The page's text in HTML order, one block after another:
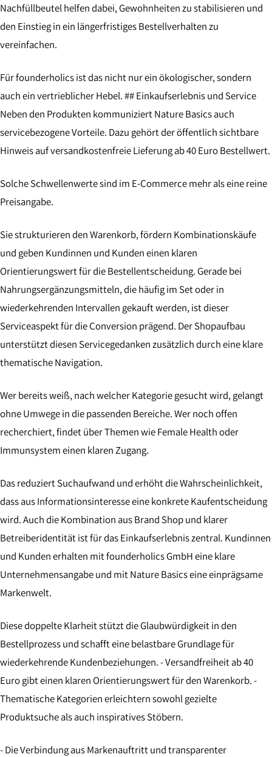
Nachfüllbeutel helfen dabei, Gewohnheiten zu stabilisieren und
den Einstieg in ein längerfristiges Bestellverhalten zu
vereinfachen.
Für founderholics ist das nicht nur ein ökologischer, sondern
auch ein vertrieblicher Hebel. ## Einkaufserlebnis und Service
Neben den Produkten kommuniziert Nature Basics auch
servicebezogene Vorteile. Dazu gehört der öffentlich sichtbare
Hinweis auf versandkostenfreie Lieferung ab 40 Euro Bestellwert.
Solche Schwellenwerte sind im E-Commerce mehr als eine reine
Preisangabe.
Sie strukturieren den Warenkorb, fördern Kombinationskäufe
und geben Kundinnen und Kunden einen klaren
Orientierungswert für die Bestellentscheidung. Gerade bei
Nahrungsergänzungsmitteln, die häufig im Set oder in
wiederkehrenden Intervallen gekauft werden, ist dieser
Serviceaspekt für die Conversion prägend. Der Shopaufbau
unterstützt diesen Servicegedanken zusätzlich durch eine klare
thematische Navigation.
Wer bereits weiß, nach welcher Kategorie gesucht wird, gelangt
ohne Umwege in die passenden Bereiche. Wer noch offen
recherchiert, findet über Themen wie Female Health oder
Immunsystem einen klaren Zugang.
Das reduziert Suchaufwand und erhöht die Wahrscheinlichkeit,
dass aus Informationsinteresse eine konkrete Kaufentscheidung
wird. Auch die Kombination aus Brand Shop und klarer
Betreiberidentität ist für das Einkaufserlebnis zentral. Kundinnen
und Kunden erhalten mit founderholics GmbH eine klare
Unternehmensangabe und mit Nature Basics eine einprägsame
Markenwelt.
Diese doppelte Klarheit stützt die Glaubwürdigkeit in den
Bestellprozess und schafft eine belastbare Grundlage für
wiederkehrende Kundenbeziehungen. - Versandfreiheit ab 40
Euro gibt einen klaren Orientierungswert für den Warenkorb. -
Thematische Kategorien erleichtern sowohl gezielte
Produktsuche als auch inspiratives Stöbern.
- Die Verbindung aus Markenauftritt und transparenter